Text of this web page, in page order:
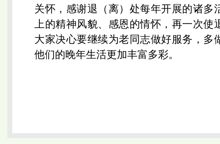
关怀，感谢退（离）处每年开展的诸
上的精神风貌、感恩的情怀，再一次
大家决心要继续为老同志做好服务，
他们的晚年生活更加丰富多彩。